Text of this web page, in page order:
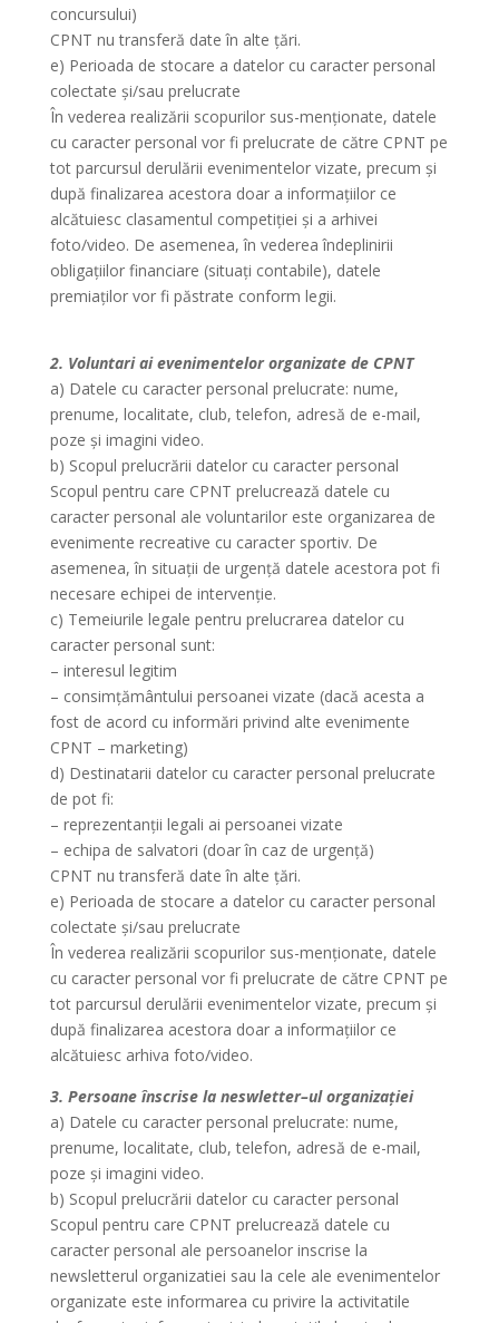
concursului)
CPNT nu transferă date în alte țări.
e) Perioada de stocare a datelor cu caracter personal
colectate și/sau prelucrate
În vederea realizării scopurilor sus-menționate, datele
cu caracter personal vor fi prelucrate de către CPNT pe
tot parcursul derulării evenimentelor vizate, precum și
după finalizarea acestora doar a informațiilor ce
alcătuiesc clasamentul competiției și a arhivei
foto/video. De asemenea, în vederea îndeplinirii
obligațiilor financiare (situați contabile), datele
premiaților vor fi păstrate conform legii.
2. Voluntari ai evenimentelor organizate de CPNT
a) Datele cu caracter personal prelucrate: nume,
prenume, localitate, club, telefon, adresă de e-mail,
poze și imagini video.
b) Scopul prelucrării datelor cu caracter personal
Scopul pentru care CPNT prelucrează datele cu
caracter personal ale voluntarilor este organizarea de
evenimente recreative cu caracter sportiv. De
asemenea, în situații de urgență datele acestora pot fi
necesare echipei de intervenție.
c) Temeiurile legale pentru prelucrarea datelor cu
caracter personal sunt:
– interesul legitim
– consimțământului persoanei vizate (dacă acesta a
fost de acord cu informări privind alte evenimente
CPNT – marketing)
d) Destinatarii datelor cu caracter personal prelucrate
de pot fi:
– reprezentanții legali ai persoanei vizate
– echipa de salvatori (doar în caz de urgență)
CPNT nu transferă date în alte țări.
e) Perioada de stocare a datelor cu caracter personal
colectate și/sau prelucrate
În vederea realizării scopurilor sus-menționate, datele
cu caracter personal vor fi prelucrate de către CPNT pe
tot parcursul derulării evenimentelor vizate, precum și
după finalizarea acestora doar a informațiilor ce
alcătuiesc arhiva foto/video.
3. Persoane înscrise la neswletter–ul organizației
a) Datele cu caracter personal prelucrate: nume,
prenume, localitate, club, telefon, adresă de e-mail,
poze și imagini video.
b) Scopul prelucrării datelor cu caracter personal
Scopul pentru care CPNT prelucrează datele cu
caracter personal ale persoanelor inscrise la
newsletterul organizatiei sau la cele ale evenimentelor
organizate este informarea cu privire la activitatile